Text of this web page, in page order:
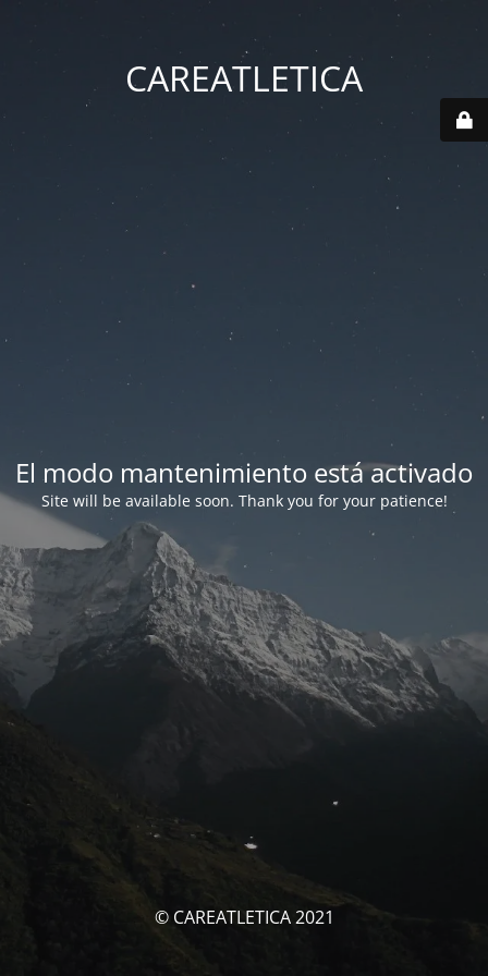
CAREATLETICA
El modo mantenimiento está activado
Site will be available soon. Thank you for your patience!
© CAREATLETICA 2021